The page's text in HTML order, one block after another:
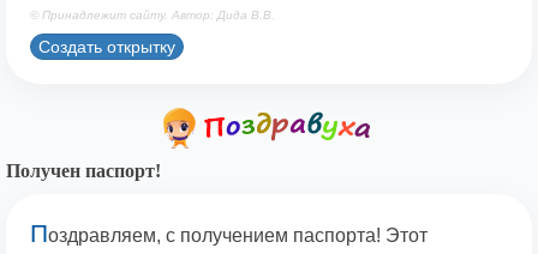
© Принадлежит сайту. Автор: Дида В.В.
Создать открытку
Получен паспорт!
Поздравляем, с получением паспорта! Этот